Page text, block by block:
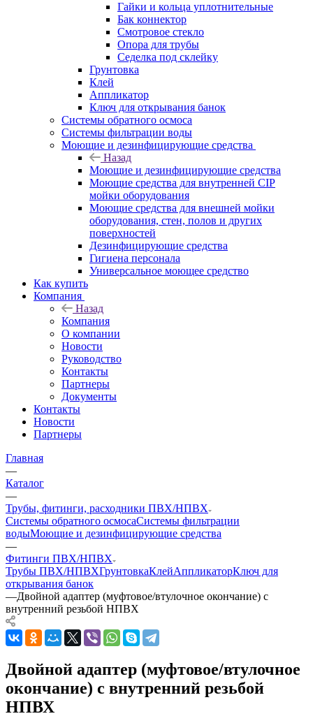
Гайки и кольца уплотнительные
Бак коннектор
Смотровое стекло
Опора для трубы
Седелка под склейку
Грунтовка
Клей
Аппликатор
Ключ для открывания банок
Системы обратного осмоса
Системы фильтрации воды
Моющие и дезинфицирующие средства
Назад
Моющие и дезинфицирующие средства
Моющие средства для внутренней CIP
мойки оборудования
Моющие средства для внешней мойки
оборудования, стен, полов и других
поверхностей
Дезинфицирующие средства
Гигиена персонала
Универсальное моющее средство
Как купить
Компания
Назад
Компания
О компании
Новости
Руководство
Контакты
Партнеры
Документы
Контакты
Новости
Партнеры
Главная
—
Каталог
—
Трубы, фитинги, расходники ПВХ/НПВХ
Системы обратного осмосаСистемы фильтрации
водыМоющие и дезинфицирующие средства
—
Фитинги ПВХ/НПВХ
Трубы ПВХ/НПВХГрунтовкаКлейАппликаторКлюч для
открывания банок
—Двойной адаптер (муфтовое/втулочное окончание) с
внутренний резьбой НПВХ
Двойной адаптер (муфтовое/втулочное
окончание) с внутренний резьбой
НПВХ